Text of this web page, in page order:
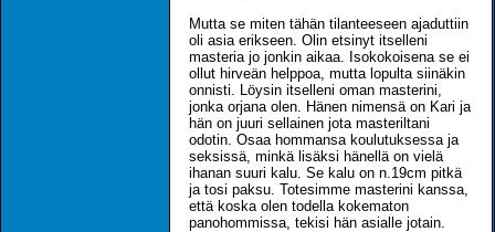
Mutta se miten tähän tilanteeseen ajaduttiin
oli asia erikseen. Olin etsinyt itselleni
masteria jo jonkin aikaa. Isokokoisena se ei
ollut hirveän helppoa, mutta lopulta siinäkin
onnisti. Löysin itselleni oman masterini,
jonka orjana olen. Hänen nimensä on Kari ja
hän on juuri sellainen jota masteriltani
odotin. Osaa hommansa koulutuksessa ja
seksissä, minkä lisäksi hänellä on vielä
ihanan suuri kalu. Se kalu on n.19cm pitkä
ja tosi paksu. Totesimme masterini kanssa,
että koska olen todella kokematon
panohommissa, tekisi hän asialle jotain.